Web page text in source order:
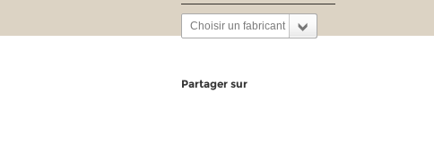
Choisir un fabricant
Partager sur